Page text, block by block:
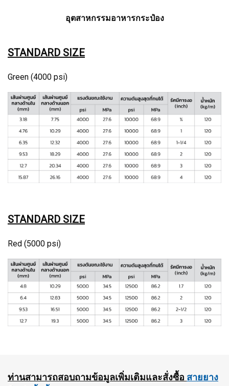
อุตสาหกรรมอาหารกระป๋อง
STANDARD SIZE
Green (4000 psi)
STANDARD SIZE
Red (5000 psi)
ท่านสามารถสอบถามข้อมูลเพิ่มเติมและสั่งซื้อ สายยาง